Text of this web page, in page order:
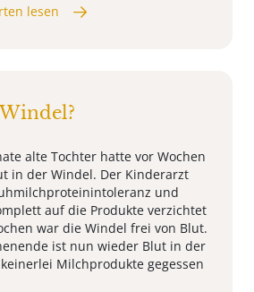
lesen
alte Tochter hatte vor Wochen
in der Windel. Der Kinderarzt
und
auf die Produkte verzichtet
war die Windel frei von Blut.
ist nun wieder Blut in der
Milchprodukte gegessen